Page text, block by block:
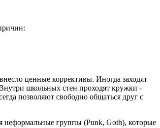
ценные коррективы. Иногда заходят
школьных стен проходят кружки -
позволяют свободно общаться друг с
неформальные группы (Punk, Goth), которые